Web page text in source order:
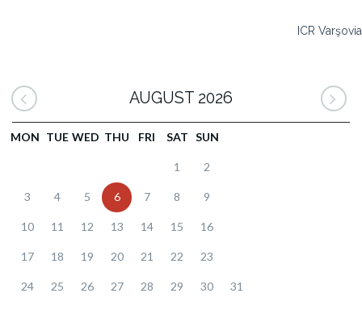
ICR Varşovia
AUGUST 2026
MON TUE WED THU FRI SAT SUN
1 2
3 4 5 6 7 8 9
10 11 12 13 14 15 16
17 18 19 20 21 22 23
24 25 26 27 28 29 30 31